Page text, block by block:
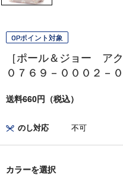
OPポイント対象
［ポール＆ジョー ア
０７６９－０００２－
送料660円（税込）
のし対応 不可
カラーを選択